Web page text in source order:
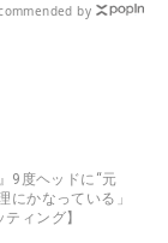
by
9度ヘッドに“元
かなっている」
ィング】